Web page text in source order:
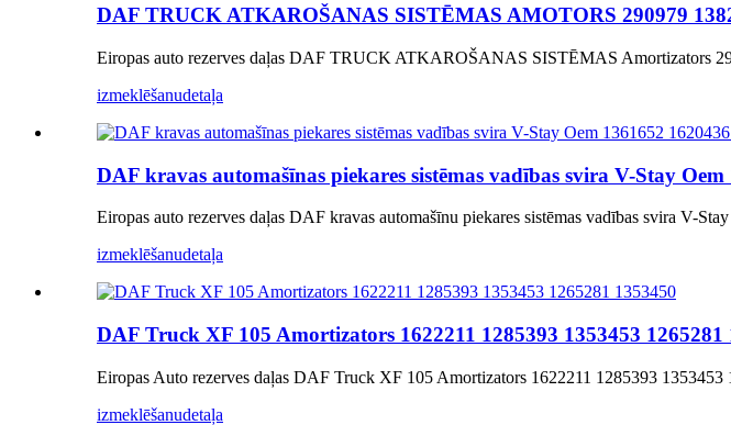
DAF TRUCK ATKAROŠANAS SISTĒMAS AMOTORS 290979
Eiropas auto rezerves daļas DAF TRUCK ATKAROŠANAS SISTĒMAS Amortizators
izmeklēšanudetaļa
DAF kravas automašīnas piekares sistēmas vadības svira V-Stay Oem
Eiropas auto rezerves daļas DAF kravas automašīnu piekares sistēmas vadības svira V-
izmeklēšanudetaļa
DAF Truck XF 105 Amortizators 1622211 1285393 1353453 1265281
Eiropas Auto rezerves daļas DAF Truck XF 105 Amortizators 1622211 1285393 1353453
izmeklēšanudetaļa